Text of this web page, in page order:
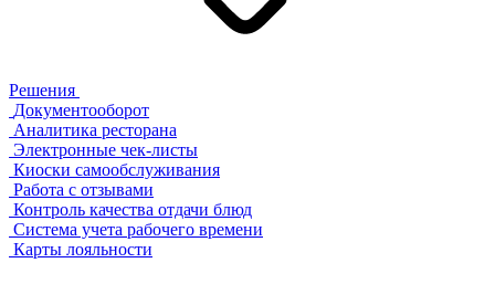
Решения
Документооборот
Аналитика ресторана
Электронные чек-листы
Киоски самообслуживания
Работа с отзывами
Контроль качества отдачи блюд
Система учета рабочего времени
Карты лояльности